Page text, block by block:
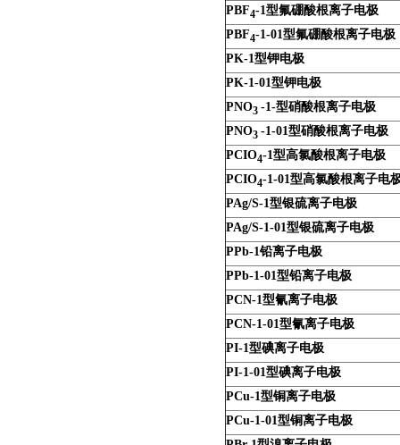
PBF4-1型氟硼酸根离子电极
PBF4-1-01型氟硼酸根离子电极
PK-1型钾电极
PK-1-01型钾电极
PNO3 -1-型硝酸根离子电极
PNO3 -1-01型硝酸根离子电极
PCIO4-1型高氯酸根离子电极
PCIO4-1-01型高氯酸根离子电
PAg/S-1型银硫离子电极
PAg/S-1-01型银硫离子电极
PPb-1铅离子电极
PPb-1-01型铅离子电极
PCN-1型氰离子电极
PCN-1-01型氰离子电极
PI-1型碘离子电极
PI-1-01型碘离子电极
PCu-1型铜离子电极
PCu-1-01型铜离子电极